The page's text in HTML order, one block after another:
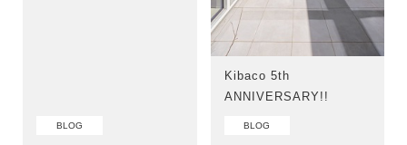
BLOG
Kibaco 5th
ANNIVERSARY!!
BLOG